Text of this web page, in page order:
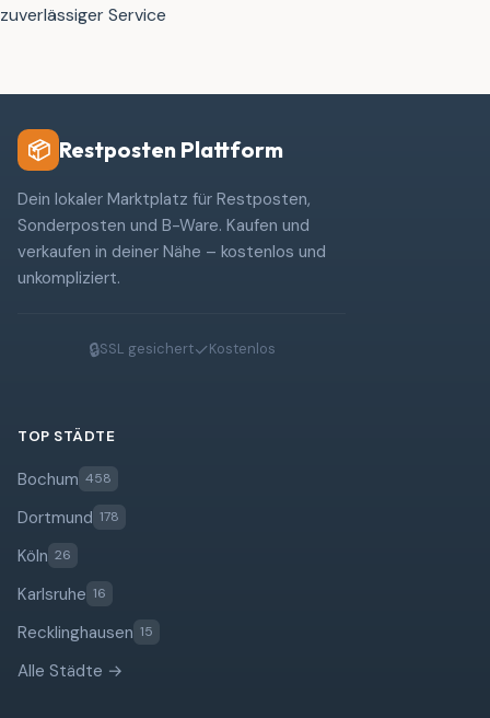
zuverlässiger Service
📦 Restposten Plattform
Dein lokaler Marktplatz für Restposten,
Sonderposten und B-Ware. Kaufen und
verkaufen in deiner Nähe – kostenlos und
unkompliziert.
🔒SSL gesichert✓Kostenlos
TOP STÄDTE
Bochum 458
Dortmund 178
Köln 26
Karlsruhe 16
Recklinghausen 15
Alle Städte →